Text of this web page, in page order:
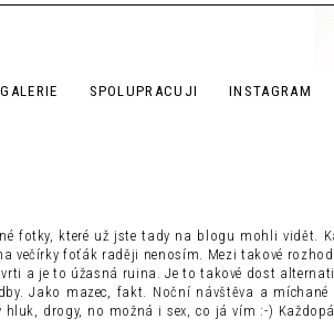
SPOLUPRACUJI INSTAGRAM
fotky, které už jste tady na blogu mohli vidět.
večírky foťák raději nenosím. Mezi takové
a je to úžasná ruina. Je to takové dost
Jako mazec, fakt. Noční návštěva a míchané
drogy, no možná i sex, co já vím :-)